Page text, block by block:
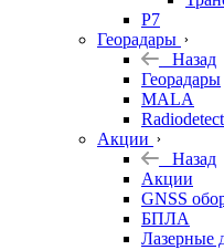
Р7
Георадары
Назад
Георадары
MALA
Акции
Назад
Акции
GNSS
БПЛА
Лазерные